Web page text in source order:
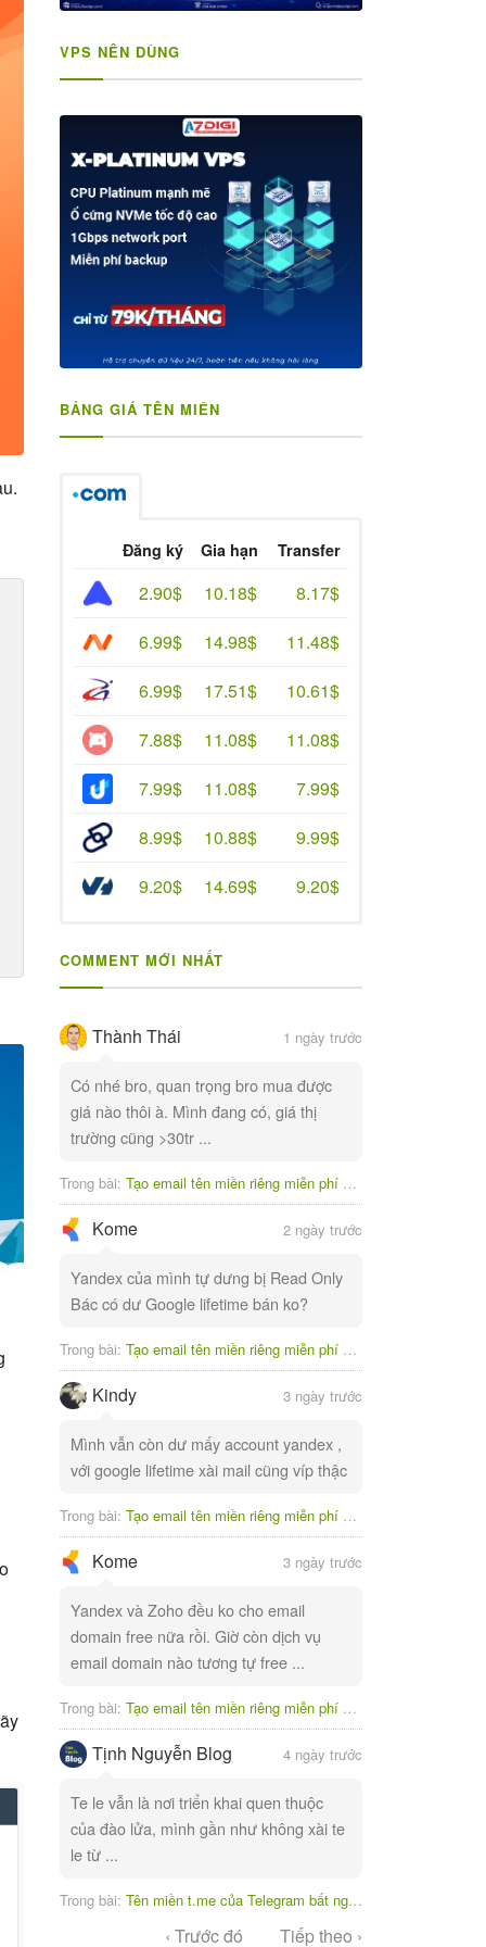
VPS NÊN DÙNG
BẢNG GIÁ TÊN MIỀN
Đăng ký Gia hạn Transfer
2.90$ 10.18$
8.17$
6.99$
14.98$
11.48$
6.99$
17.51$
10.61$
7.88$
11.08$
11.08$
7.99$
11.08$
7.99$
8.99$
10.88$
9.99$
9.20$
14.69$ 9.20$
COMMENT MỚI NHẤT
Thành Thái 1 ngày trước
Có nhé bro, quan trọng bro mua được
giá nào thôi à. Mình đang có, giá thị
trường cũng >30tr ...
Trong bài: Tạo email tên miền riêng miễn phí với Yandex
Kome 2 ngày trước
Yandex của mình tự dưng bị Read Only
Bác có dư Google lifetime bán ko?
Trong bài: Tạo email tên miền riêng miễn phí với Yandex
Kindy 3 ngày trước
Mình vẫn còn dư mấy account yandex ,
với google lifetime xài mail cũng víp thậc
Trong bài: Tạo email tên miền riêng miễn phí với Yandex
Kome 3 ngày trước
Yandex và Zoho đều ko cho email
domain free nữa rồi. Giờ còn dịch vụ
email domain nào tương tự free ...
Trong bài: Tạo email tên miền riêng miễn phí với Yandex
Tịnh Nguyễn Blog 4 ngày trước
Te le vẫn là nơi triển khai quen thuộc
của đào lửa, mình gần như không xài te
le từ ...
Trong bài: Tên miền t.me của Telegram bất ngờ bị tạm ngưng
‹ Trước đó Tiếp theo ›